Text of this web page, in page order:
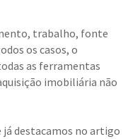
trabalho, fonte
os casos, o
as ferramentas
imobiliária não
já destacamos no artigo